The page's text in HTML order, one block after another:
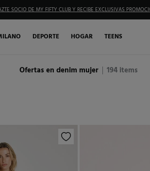
SOCIO DE MY FIFTY CLUB Y RECIBE EXCLUSIVAS
DEPORTE HOGAR TEENS
Ofertas en denim mujer 194 items